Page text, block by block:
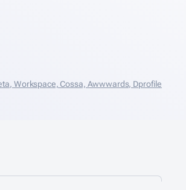
Workspace, Cossa, Аwwwards, Dprofile